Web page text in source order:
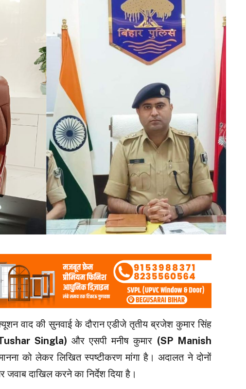
वाद की सुनवाई के दौरान एडीजे तृतीय ब्रजेश कुमार सिंह
Singla) और एसपी मनीष कुमार (SP Manish
को लेकर लिखित स्पष्टीकरण मांगा है। अदालत ने दोनों
जवाब दाखिल करने का निर्देश दिया है।